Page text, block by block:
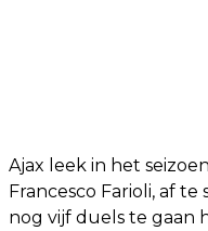
Ajax leek in het
Francesco Farioli, af
nog vijf duels te gaan